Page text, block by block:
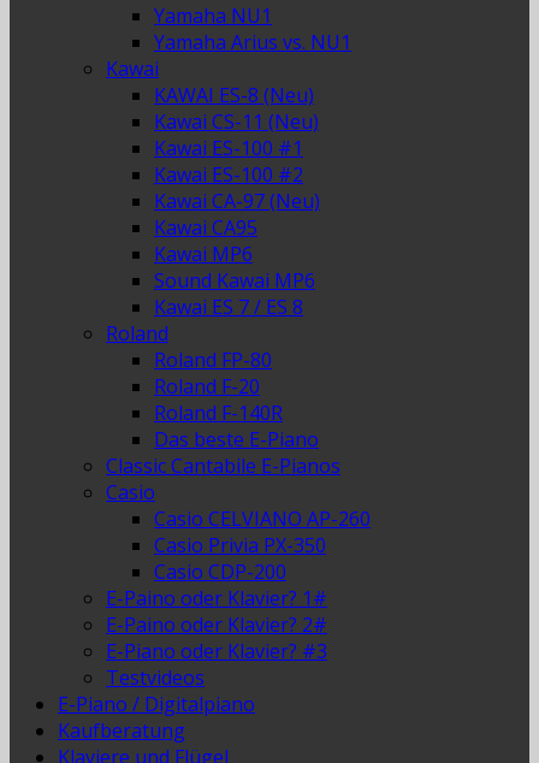
Yamaha NU1
Yamaha Arius vs. NU1
Kawai
KAWAI ES-8 (Neu)
Kawai CS-11 (Neu)
Kawai ES-100 #1
Kawai ES-100 #2
Kawai CA-97 (Neu)
Kawai CA95
Kawai MP6
Sound Kawai MP6
Kawai ES 7 / ES 8
Roland
Roland FP-80
Roland F-20
Roland F-140R
Das beste E-Piano
Classic Cantabile E-Pianos
Casio
Casio CELVIANO AP-260
Casio Privia PX-350
Casio CDP-200
E-Paino oder Klavier? 1#
E-Paino oder Klavier? 2#
E-Piano oder Klavier? #3
Testvideos
E-Piano / Digitalpiano
Kaufberatung
Klaviere und Flügel